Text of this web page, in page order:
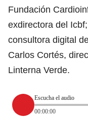
Fundación
exdirectora del
consultora digital
Carlos Cortés,
Linterna Verde.
Escucha el audio
00:00:00